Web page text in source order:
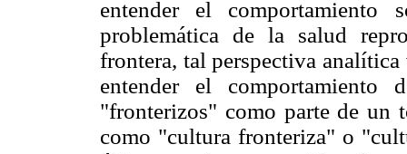
entender el
problemática de la salud
frontera, tal perspectiva
entender el
"fronterizos" como parte de un
como "cultura fronteriza" o